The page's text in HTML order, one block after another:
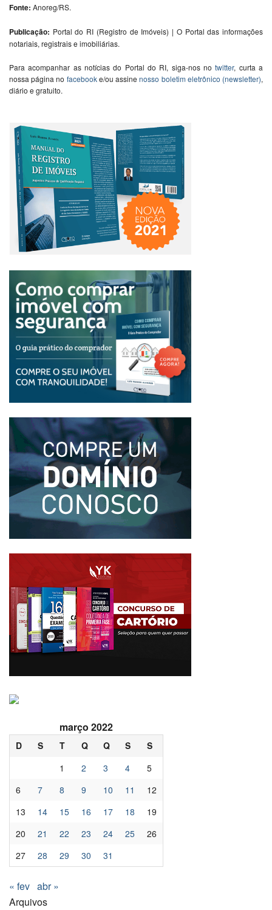
Fonte: Anoreg/RS.
Publicação: Portal do RI (Registro de Imóveis) | O Portal das informações
notariais, registrais e imobiliárias.
Para acompanhar as notícias do Portal do RI, siga-nos notwitter, curta a
nossa página no facebooke/ou assinenosso boletim eletrônico (newsletter),
diário e gratuito.
março 2022
D S T Q Q S
S
1
2 3 4
5
6
7 8 9 10 11
12
13
14 15 16 17 18
19
20
21 22 23 24 25
26
27
28 29 30 31
« fev abr »
Arquivos